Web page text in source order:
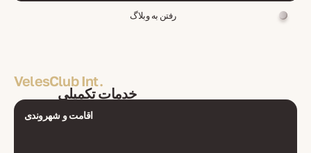
رفتن به وبلاگ
VelesClub Int.
خدمات تکمیلی
اقامت و شهروندی